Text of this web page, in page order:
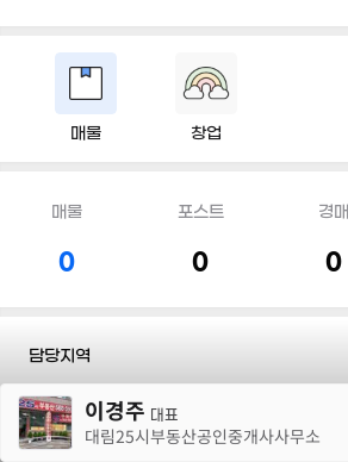
매물 창업
매물
0
포스트
0
경매
0
담당지역
전화 이경주 대표
대림25시부동산공인중개사사무소